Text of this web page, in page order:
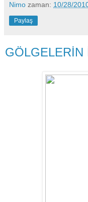
Nimo zaman: 10/28/
Paylaş